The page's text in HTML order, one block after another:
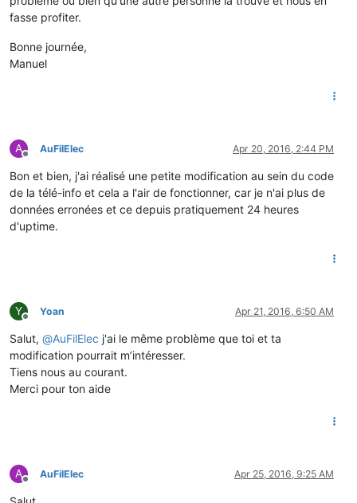
fasse profiter.
Bonne journée,
Manuel
A
Offline
AuFilElec Apr 20, 2016, 2:44 PM
Bon et bien, j'ai réalisé une petite modification au sein du code
de la télé-info et cela a l'air de fonctionner, car je n'ai plus de
données erronées et ce depuis pratiquement 24 heures
d'uptime.
Y
Offline
Yoan Apr 21, 2016, 6:50 AM
Salut, @AuFilElec j'ai le même problème que toi et ta
modification pourrait m’intéresser.
Tiens nous au courant.
Merci pour ton aide
A
Offline
AuFilElec Apr 25, 2016, 9:25 AM